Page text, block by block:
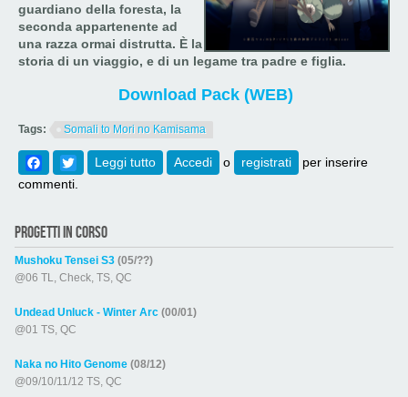
guardiano della foresta, la
seconda appartenente ad
una razza ormai distrutta. È la
storia di un viaggio, e di un legame tra padre e figlia.
Download Pack (WEB)
Tags: Somali to Mori no Kamisama
Facebook
Twitter
Leggi tutto su Somali to Mori no Kamisama
Accedi o registrati
per inserire
commenti.
PROGETTI IN CORSO
Mushoku Tensei S3(05/??)
@06 TL, Check, TS, QC
Undead Unluck - Winter Arc (00/01)
@01 TS, QC
Naka no Hito Genome (08/12)
@09/10/11/12 TS, QC